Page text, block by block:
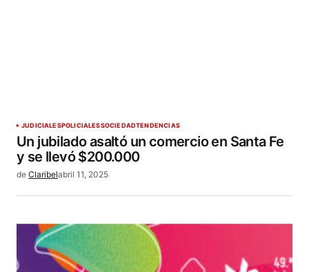
JUDICIALESPOLICIALESSOCIEDADTENDENCIAS
Un jubilado asaltó un comercio en Santa Fe
y se llevó $200.000
de Claribelabril 11, 2025